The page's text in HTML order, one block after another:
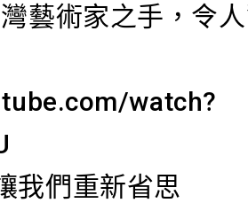
藝術家之手，令
watch?
我們重新省思